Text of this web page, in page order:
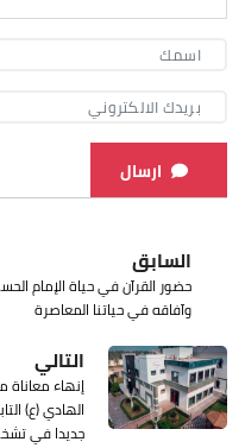
ارسال
السابق
حضور القرآن في حياة الإمام
وآفاقه في حياتنا المعاصرة
التالي
إنهاء
الهادي (ع)
جديدا في